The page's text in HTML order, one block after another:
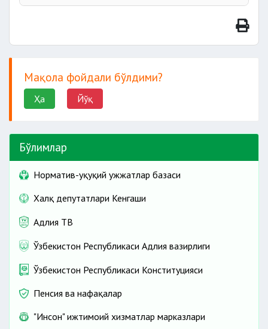
Мақола фойдали бўлдими?
Ҳа Йўқ
Бўлимлар
Норматив-ҳуқуқий ҳужжатлар базаси
Халқ депутатлари Кенгаши
Адлия ТВ
Ўзбекистон Республикаси Адлия вазирлиги
Ўзбекистон Республикаси Конституцияси
Пенсия ва нафақалар
"Инсон" ижтимоий хизматлар марказлари